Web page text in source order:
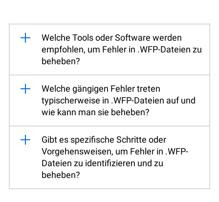
Welche Tools oder Software werden
empfohlen, um Fehler in .WFP-Dateien zu
beheben?
Welche gängigen Fehler treten
typischerweise in .WFP-Dateien auf und
wie kann man sie beheben?
Gibt es spezifische Schritte oder
Vorgehensweisen, um Fehler in .WFP-
Dateien zu identifizieren und zu
beheben?